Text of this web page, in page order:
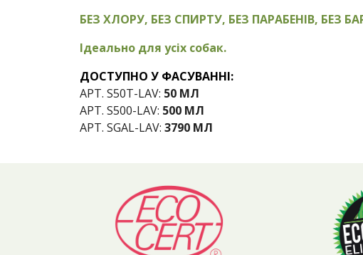
БЕЗ ХЛОРУ, БЕЗ СПИРТУ, БЕЗ ПАРАБЕНІВ, БЕЗ
Ідеально для усіх собак.
ДОСТУПНО У ФАСУВАННІ:
АРТ. S50T-LAV: 50 МЛ
АРТ. S500-LAV: 500 МЛ
АРТ.SGAL-LAV: 3790 МЛ